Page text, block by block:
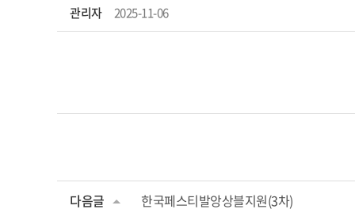
관리자 2025-11-06
다음글 한국페스티발앙상블지원(3차)